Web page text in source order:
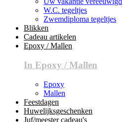
W.C. tegeltjes
Zwemdiploma tegeltjes
Blikken
Cadeau artikelen
Epoxy / Mallen
In Epoxy / Mallen
Epoxy
Mallen
Feestdagen
Huwelijksgeschenken
Juf/meester cadeau's